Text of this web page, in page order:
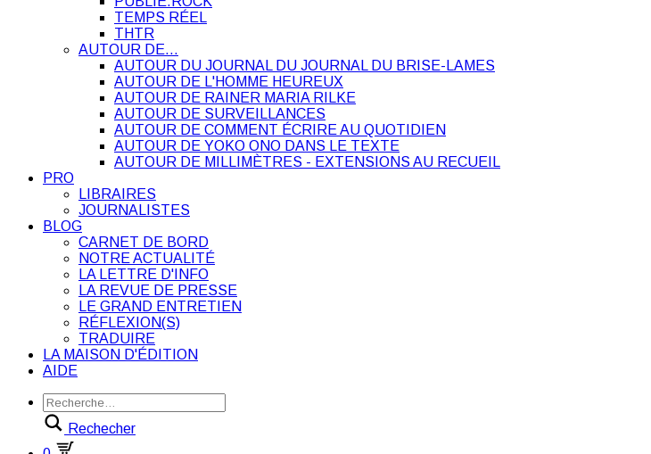
TEMPS RÉEL
THTR
AUTOUR DE…
AUTOUR DU JOURNAL DU JOURNAL DU BRISE-LAMES
AUTOUR DE L'HOMME HEUREUX
AUTOUR DE RAINER MARIA RILKE
AUTOUR DE SURVEILLANCES
AUTOUR DE COMMENT ÉCRIRE AU QUOTIDIEN
AUTOUR DE YOKO ONO DANS LE TEXTE
AUTOUR DE MILLIMÈTRES - EXTENSIONS AU RECUEIL
PRO
LIBRAIRES
JOURNALISTES
BLOG
CARNET DE BORD
NOTRE ACTUALITÉ
LA LETTRE D'INFO
LA REVUE DE PRESSE
LE GRAND ENTRETIEN
RÉFLEXION(S)
TRADUIRE
LA MAISON D'ÉDITION
AIDE
Rechecher